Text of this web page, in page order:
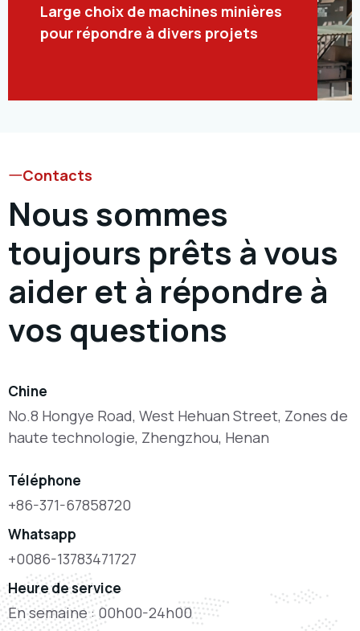
Large choix de machines minières
pour répondre à divers projets
Contacts
Nous sommes
toujours prêts à vous
aider et à répondre à
vos questions
Chine
No.8 Hongye Road, West Hehuan Street, Zones de
haute technologie, Zhengzhou, Henan
Téléphone
+86-371-67858720
Whatsapp
+0086-13783471727
Heure de service
En semaine : 00h00-24h00